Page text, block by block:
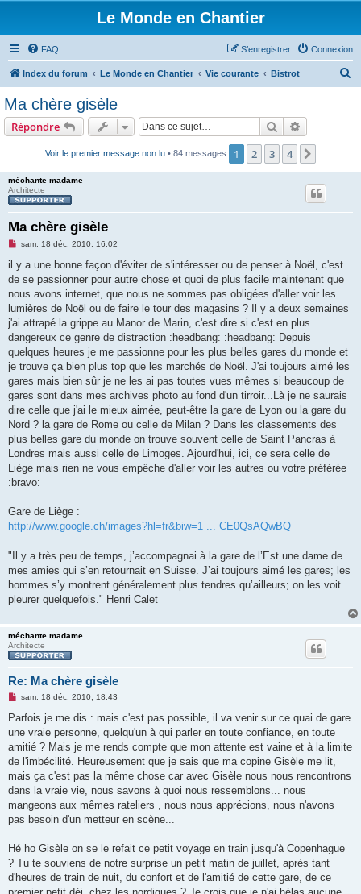
Le Monde en Chantier
FAQ Connexion
S’enregistrer
Index du forum Le Monde en Chantier Vie courante Bistrot
Ma chère gisèle
Répondre Rechercher
Voir le premier message non lu • 84 messages 1 2 3 4
méchante madame
Architecte
Ma chère gisèle
M
s
s
a
g
n
o
l
u
sam. 18 déc. 2010, 16:02
il y a une bonne façon d'éviter de s'intéresser ou de penser à Noël, c'est
de se passionner pour autre chose et quoi de plus facile maintenant que
nous avons internet, que nous ne sommes pas obligées d'aller voir les
lumières de Noël ou de faire le tour des magasins ? Il y a deux semaines
j'ai attrapé la grippe au Manor de Marin, c'est dire si c'est en plus
dangereux ce genre de distraction :headbang: :headbang: Depuis
quelques heures je me passionne pour les plus belles gares du monde et
je trouve ça bien plus top que les marchés de Noël. J'ai toujours aimé les
gares mais bien sûr je ne les ai pas toutes vues mêmes si beaucoup de
gares sont dans mes archives photo au fond d'un tirroir...Là je ne saurais
dire celle que j'ai le mieux aimée, peut-être la gare de Lyon ou la gare du
Nord ? la gare de Rome ou celle de Milan ? Dans les classements des
plus belles gare du monde on trouve souvent celle de Saint Pancras à
Londres mais aussi celle de Limoges. Ajourd'hui, ici, ce sera celle de
Liège mais rien ne vous empêche d'aller voir les autres ou votre préférée
:bravo:
Gare de Liège :
http://www.google.ch/images?hl=fr&biw=1 ... CE0QsAQwBQ
"Il y a très peu de temps, j’accompagnai à la gare de l’Est une dame de
mes amies qui s’en retournait en Suisse. J’ai toujours aimé les gares; les
hommes s’y montrent généralement plus tendres qu’ailleurs; on les voit
pleurer quelquefois." Henri Calet
méchante madame
Architecte
Re: Ma chère gisèle
M
s
a
g
n
o
l
u
sam. 18 déc. 2010, 18:43
Parfois je me dis : mais c'est pas possible, il va venir sur ce quai de gare
une vraie personne, quelqu'un à qui parler en toute confiance, en toute
amitié ? Mais je me rends compte que mon attente est vaine et à la limite
de l'imbécilité. Heureusement que je sais que ma copine Gisèle me lit,
mais ça c'est pas la même chose car avec Gisèle nous nous rencontrons
dans la vraie vie, nous savons à quoi nous ressemblons... nous
mangeons aux mêmes rateliers , nous nous apprécions, nous n'avons
pas besoin d'un metteur en scène...
Hé ho Gisèle on se le refait ce petit voyage en train jusqu'à Copenhague
? Tu te souviens de notre surprise un petit matin de juillet, après tant
d'heures de train de nuit, du confort et de l'amitié de cette gare, de ce